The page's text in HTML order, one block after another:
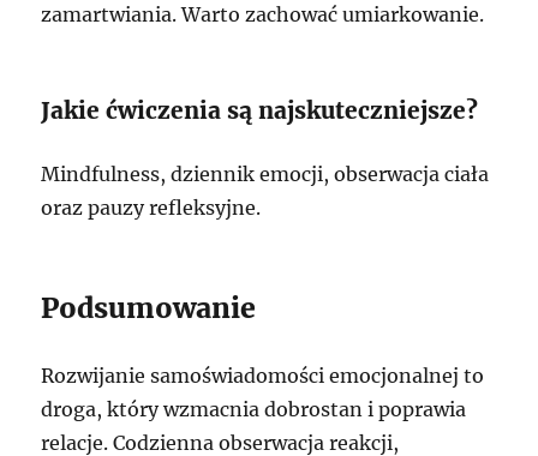
zamartwiania. Warto zachować umiarkowanie.
Jakie ćwiczenia są najskuteczniejsze?
Mindfulness, dziennik emocji, obserwacja ciała
oraz pauzy refleksyjne.
Podsumowanie
Rozwijanie samoświadomości emocjonalnej to
droga, który wzmacnia dobrostan i poprawia
relacje. Codzienna obserwacja reakcji,